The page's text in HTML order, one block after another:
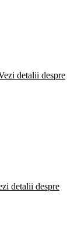
detalii despre
detalii despre